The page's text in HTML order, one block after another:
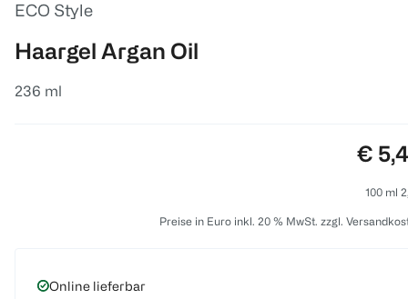
ECO Style
Haargel Argan Oil
236 ml
€
100 ml
Preise in Euro inkl. 20 % MwSt. zzgl.
Online lieferbar